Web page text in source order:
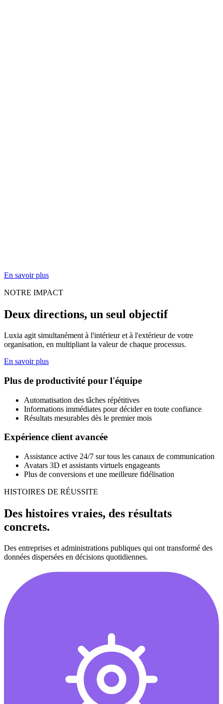
En savoir plus
NOTRE IMPACT
Deux directions, un seul objectif
Luxia agit simultanément à l'intérieur et à l'extérieur de votre
organisation, en multipliant la valeur de chaque processus.
En savoir plus
Plus de productivité pour l'équipe
Automatisation des tâches répétitives
Informations immédiates pour décider en toute confiance
Résultats mesurables dès le premier mois
Expérience client avancée
Assistance active 24/7 sur tous les canaux de communication
Avatars 3D et assistants virtuels engageants
Plus de conversions et une meilleure fidélisation
HISTOIRES DE RÉUSSITE
Des histoires vraies, des résultats
concrets.
Des entreprises et administrations publiques qui ont transformé des
données dispersées en décisions quotidiennes.